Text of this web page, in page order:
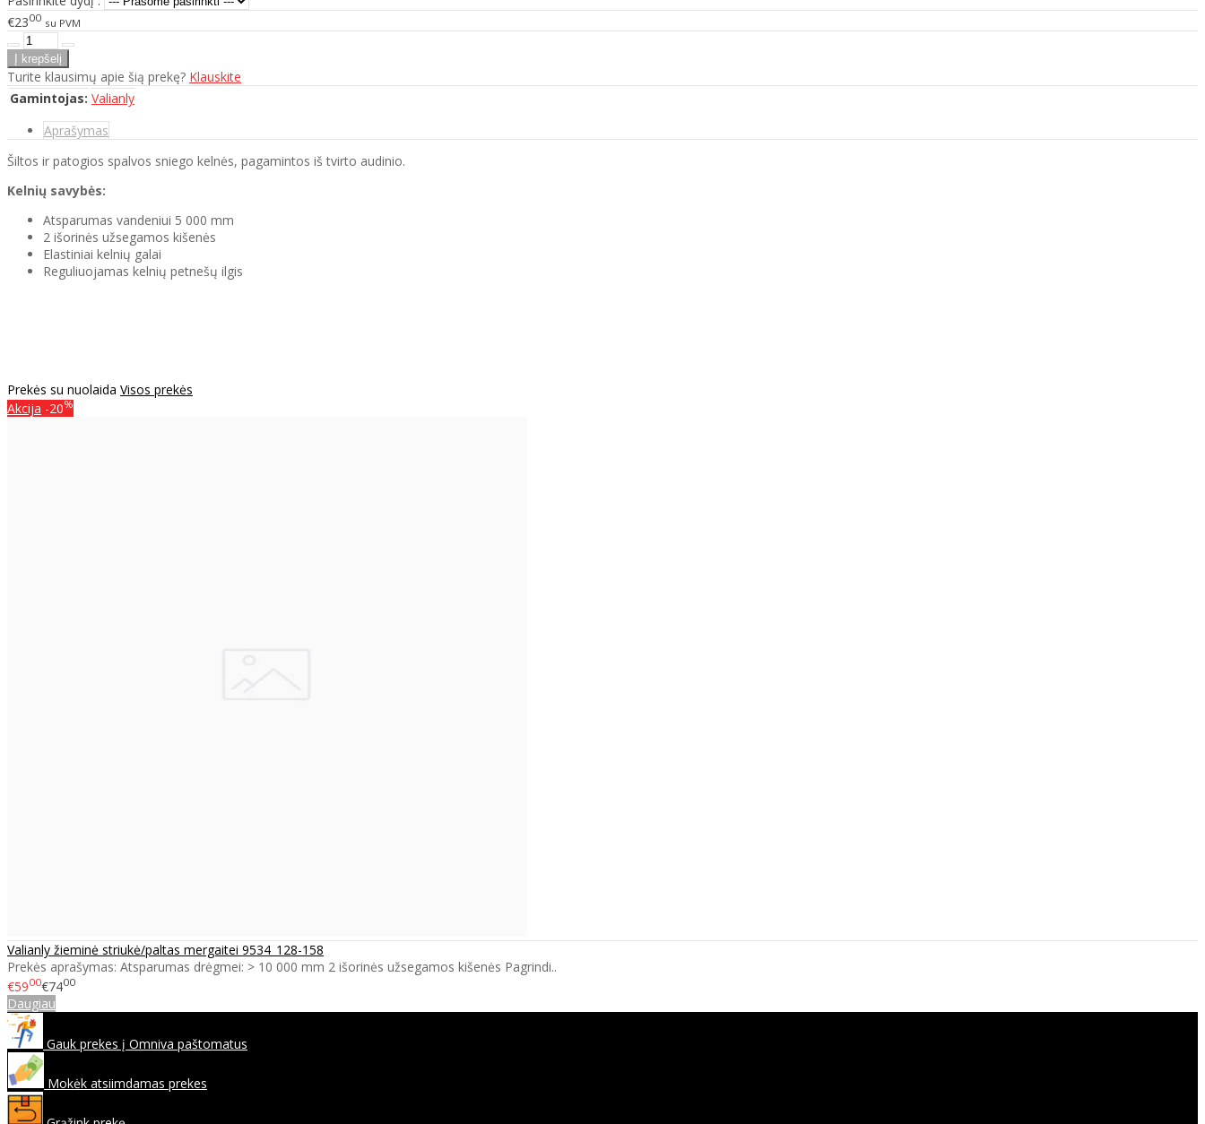
€2300 su PVM
Turite klausimų apie šią prekę? Klauskite
Gamintojas: Valianly
Aprašymas
Šiltos ir patogios spalvos sniego kelnės, pagamintos iš tvirto audinio.
Kelnių savybės:
Atsparumas vandeniui 5 000 mm
2 išorinės užsegamos kišenės
Elastiniai kelnių galai
Reguliuojamas kelnių petnešų ilgis
Prekės su nuolaida Visos prekės
Akcija -20%
Valianly žieminė striukė/paltas mergaitei 9534_128-158
Prekės aprašymas: Atsparumas drėgmei: > 10 000 mm 2 išorinės užsegamos kišenės Pagrindi..
€5900€7400
Daugiau
Gauk prekes į Omniva paštomatus
Mokėk atsiimdamas prekes